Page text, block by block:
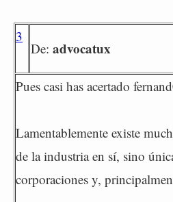
3
De: advocatux
Pues casi has acertado
Lamentablemente existe
de la industria en sí, sino
corporaciones y,